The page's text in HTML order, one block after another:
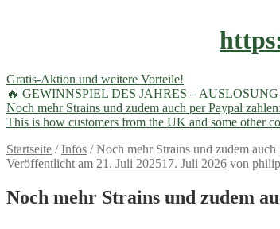
Gratis-Aktion und weitere Vorteile!
🔥 GEWINNSPIEL DES JAHRES –
Noch mehr Strains und zudem auch per Paypal
This is how customers from the UK and some other
Startseite /Infos /Noch mehr Strains und zudem
Veröffentlicht am 21. Juli 202517. Juli 2026 von
Noch mehr Strains und zudem